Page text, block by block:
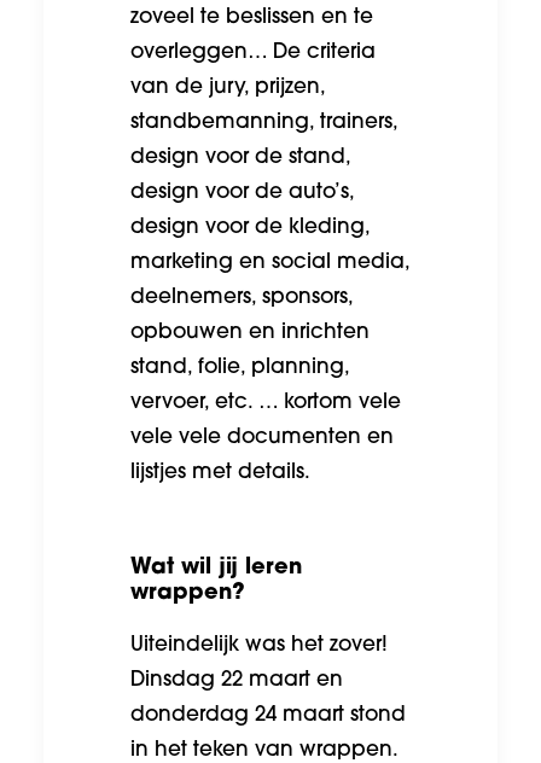
zoveel te beslissen en te
overleggen… De criteria
van de jury, prijzen,
standbemanning, trainers,
design voor de stand,
design voor de auto’s,
design voor de kleding,
marketing en social media,
deelnemers, sponsors,
opbouwen en inrichten
stand, folie, planning,
vervoer, etc. … kortom vele
vele vele documenten en
lijstjes met details.
Wat wil jij leren
wrappen?
Uiteindelijk was het zover!
Dinsdag 22 maart en
donderdag 24 maart stond
in het teken van wrappen.